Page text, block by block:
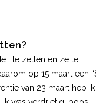
i te zetten en ze te
op 15 maart een
van 23 maart heb ik